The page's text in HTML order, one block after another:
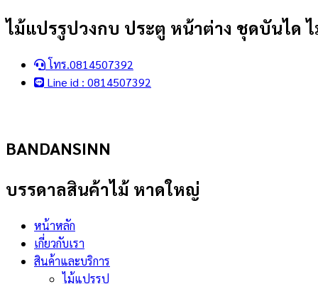
Skip
content
ไม้แปรรูปวงกบ ประตู หน้าต่าง ชุดบันได
โทร.0814507392
Line id : 0814507392
BANDANSINN
บรรดาลสินค้าไม้ หาดใหญ่
หน้าหลัก
เกี่ยวกับเรา
สินค้าและบริการ
ไม้แปรรูป